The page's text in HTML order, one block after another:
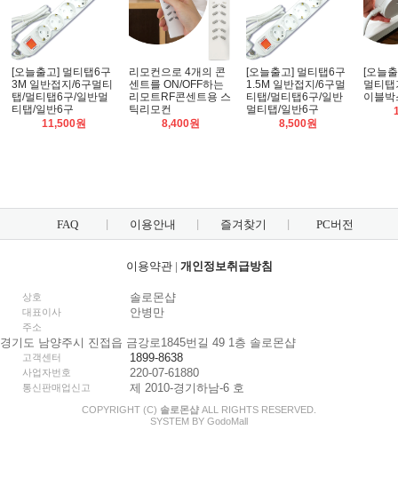
[오늘출고] 멀티탭6구
3M 일반접지/6구멀티
탭/멀티탭6구/일반멀
티탭/일반6구
11,500원
리모컨으로 4개의 콘
센트를 ON/OFF하는
리모트RF콘센트용 스
틱리모컨
8,400원
[오늘출고] 멀티탭6구
1.5M 일반접지/6구멀
티탭/멀티탭6구/일반
멀티탭/일반6구
8,500원
[오늘
멀티
이블박
FAQ 이용안내 즐겨찾기 PC버전
이용약관| 개인정보취급방침
상호 솔로몬샵
대표이사 안병만
주소
경기도 남양주시 진접읍 금강로1845번길 49 1층 솔로몬샵
고객센터 1899-8638
사업자번호 220-07-61880
통신판매업신고 제 2010-경기하남-6 호
COPYRIGHT (C) 솔로몬샵 ALL RIGHTS RESERVED.
SYSTEM BY GodoMall